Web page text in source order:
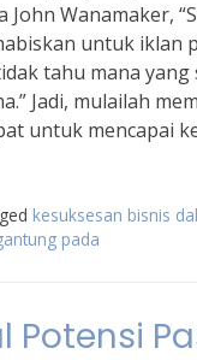
John Wanamaker,
untuk iklan
tahu mana
Jadi, mulailah
untuk mencapai
kesuksesan bisnis
pada
Potensi